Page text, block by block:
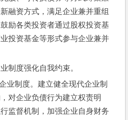
融资方式，满足企业兼并重组
励各类投资者通过股权投资基
投资基金等形式参与企业兼并
制度强化自我约束。
业制度。建立健全现代企业制
对企业负债行为建立权责明
监督机制，加强企业自身财务